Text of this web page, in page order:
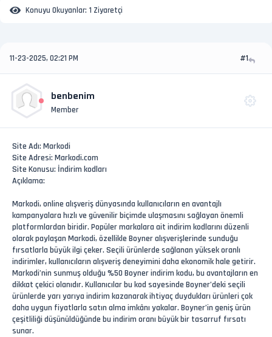
Konuyu Okuyanlar: 1 Ziyaretçi
11-23-2025, 02:21 PM #1
benbenim
Member
Site Adı: Markodi
Site Adresi: Markodi.com
Site Konusu: İndirim kodları
Açıklama:
Markodi, online alışveriş dünyasında kullanıcıların en avantajlı
kampanyalara hızlı ve güvenilir biçimde ulaşmasını sağlayan önemli
platformlardan biridir. Popüler markalara ait indirim kodlarını düzenli
olarak paylaşan Markodi, özellikle Boyner alışverişlerinde sunduğu
fırsatlarla büyük ilgi çeker. Seçili ürünlerde sağlanan yüksek oranlı
indirimler, kullanıcıların alışveriş deneyimini daha ekonomik hale getirir.
Markodi’nin sunmuş olduğu %50 Boyner indirim kodu, bu avantajların en
dikkat çekici olanıdır. Kullanıcılar bu kod sayesinde Boyner’deki seçili
ürünlerde yarı yarıya indirim kazanarak ihtiyaç duydukları ürünleri çok
daha uygun fiyatlarla satın alma imkânı yakalar. Boyner’in geniş ürün
çeşitliliği düşünüldüğünde bu indirim oranı büyük bir tasarruf fırsatı
sunar.